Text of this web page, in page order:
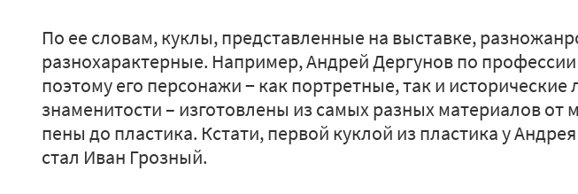
По ее словам, куклы, представленные на выставке,
разнохарактерные. Например, Андрей Дергунов по
поэтому его персонажи − как портретные, так и исторические
знаменитости – изготовлены из самых разных материалов от
пены до пластика. Кстати, первой куклой из пластика у
стал Иван Грозный.